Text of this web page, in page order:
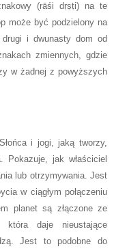
(rāśi dṛṣṭi) na te
może być podzielony na
i dwunasty dom od
zmiennych, gdzie
w żadnej z powyższych
i jogi, jaką tworzy,
Pokazuje, jak właściciel
lub otrzymywania. Jest
w ciągłym połączeniu
planet są złączone ze
która daje nieustające
Jest to podobne do